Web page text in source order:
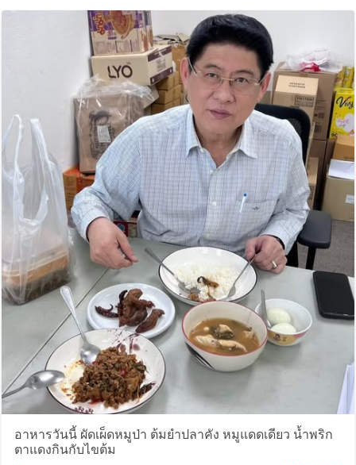
อาหารวันนี้ ผัดเผ็ดหมูป่า ต้มยำปลาคัง หมูแดดเดียว น้ำพริก
ตาแดงกินกับไขต้ม